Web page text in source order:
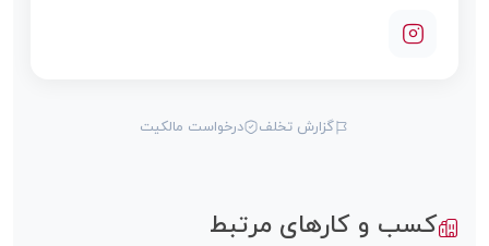
گزارش تخلف درخواست مالکیت
کسب و کارهای مرتبط